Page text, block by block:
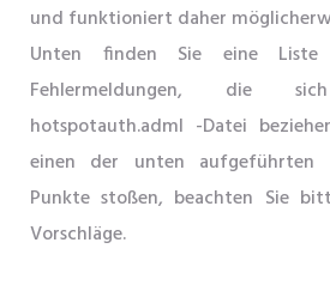
und funktioniert daher
Unten finden Sie eine Liste
Fehlermeldungen, die
hotspotauth.adml -Datei
einen der unten aufgeführten
Punkte stoßen, beachten Sie
Vorschläge.